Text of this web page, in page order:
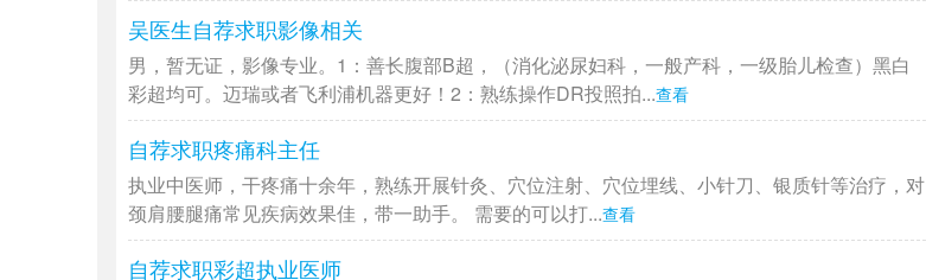
吴医生自荐求职影像相关
男，暂无证，影像专业。1：善长腹部B超，（消化泌尿妇科，一般产科，一级胎儿检查）黑白
彩超均可。迈瑞或者飞利浦机器更好！2：熟练操作DR投照拍...查看
自荐求职疼痛科主任
执业中医师，干疼痛十余年，熟练开展针灸、穴位注射、穴位埋线、小针刀、银质针等治疗，对
颈肩腰腿痛常见疾病效果佳，带一助手。 需要的可以打...查看
自荐求职彩超执业医师